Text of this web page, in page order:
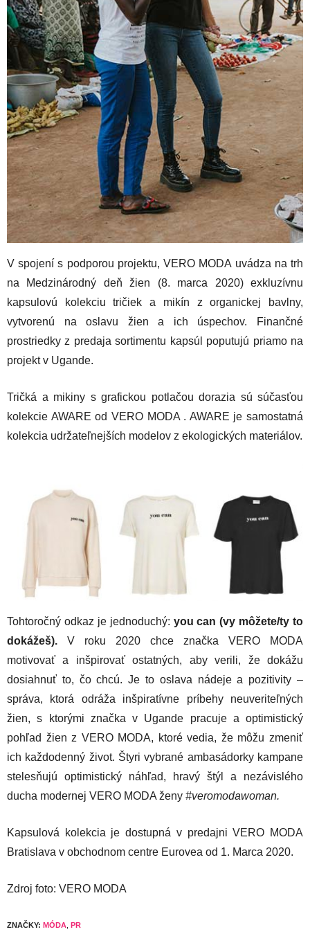
V spojení s podporou projektu, VERO MODA uvádza na trh
na Medzinárodný deň žien (8. marca 2020) exkluzívnu
kapsulovú kolekciu tričiek a mikín z organickej bavlny,
vytvorenú na oslavu žien a ich úspechov. Finančné
prostriedky z predaja sortimentu kapsúl poputujú priamo na
projekt v Ugande.
Tričká a mikiny s grafickou potlačou dorazia sú súčasťou
kolekcie AWARE od VERO MODA . AWARE je samostatná
kolekcia udržateľnejších modelov z ekologických materiálov.
Tohtoročný odkaz je jednoduchý: you can (vy môžete/ty to
dokážeš). V roku 2020 chce značka VERO MODA
motivovať a inšpirovať ostatných, aby verili, že dokážu
dosiahnuť to, čo chcú. Je to oslava nádeje a pozitivity –
správa, ktorá odráža inšpiratívne príbehy neuveriteľných
žien, s ktorými značka v Ugande pracuje a optimistický
pohľad žien z VERO MODA, ktoré vedia, že môžu zmeniť
ich každodenný život. Štyri vybrané ambasádorky kampane
stelesňujú optimistický náhľad, hravý štýl a nezávislého
ducha modernej VERO MODA ženy #veromodawoman.
Kapsulová kolekcia je dostupná v predajni VERO MODA
Bratislava v obchodnom centre Eurovea od 1. Marca 2020.
Zdroj foto: VERO MODA
ZNAČKY: MÓDA PR